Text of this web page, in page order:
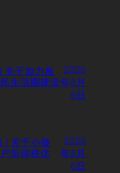
关于加力推
生活圈建设
2026
年8月
6日
| 关于小微
所得税优
2026
年8月
6日